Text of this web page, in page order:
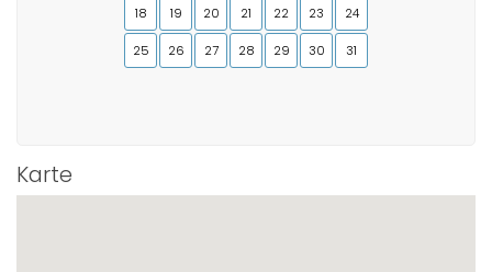
18 19 20 21 22 23 24
25 26 27 28 29 30 31
Karte